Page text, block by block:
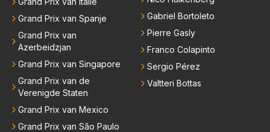
Grand Prix van Spanje
Grand Prix van
Azerbeidzjan
Grand Prix van Singapore
Grand Prix van de
Verenigde Staten
Grand Prix van Mexico
Grand Prix van São Paulo
Gabriel Bortoleto
Pierre Gasly
Franco Colapinto
Sergio Pérez
Valtteri Bottas